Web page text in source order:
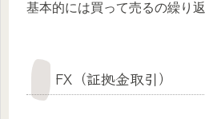
基本的には買って売るの繰り返
FX（証拠金取引）